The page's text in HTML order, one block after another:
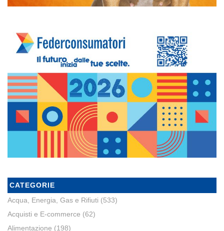
CATEGORIE
Acqua, Energia, Gas e Rifiuti (533)
Acquisti e E-commerce (62)
Alimentazione (198)